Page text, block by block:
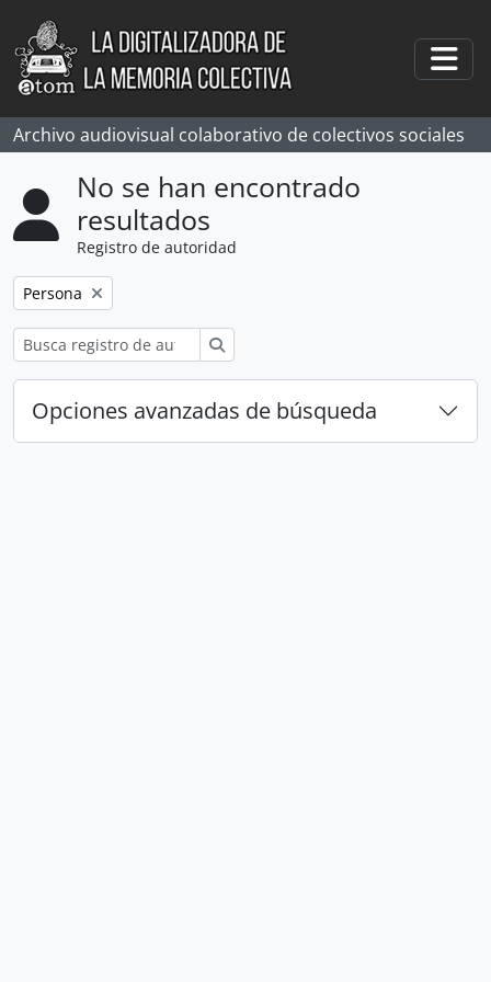
Skip to main content
Archivo audiovisual colaborativo de colectivos sociales
No se han encontrado
resultados
Registro de autoridad
Remove filter:
Persona
Opciones avanzadas de búsqueda